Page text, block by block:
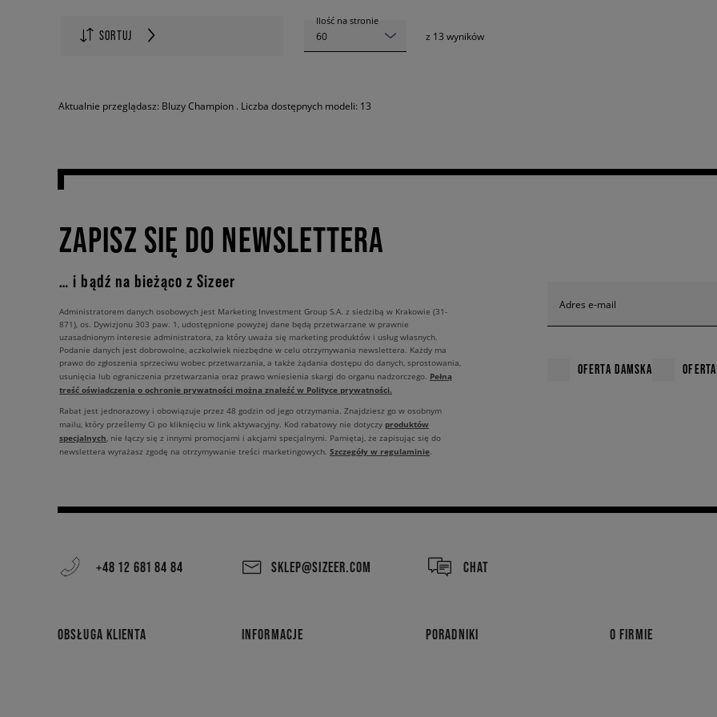
SORTUJ
Ilość na stronie
60 z 13 wyników
Aktualnie przeglądasz: Bluzy Champion . Liczba dostępnych modeli: 13
ZAPISZ SIĘ DO NEWSLETTERA
… i bądź na bieżąco z Sizeer
Adres e-mail
OFERTA DAMSKA
Administratorem danych osobowych jest Marketing Investment Group S.A. z siedzibą w Krakowie (31-
871), os. Dywizjonu 303 paw. 1, udostępnione powyżej dane będą przetwarzane w prawnie
uzasadnionym interesie administratora, za który uważa się marketing produktów i usług własnych.
Podanie danych jest dobrowolne, aczkolwiek niezbędne w celu otrzymywania newslettera. Każdy ma
prawo do zgłoszenia sprzeciwu wobec przetwarzania, a także żądania dostępu do danych, sprostowania,
usunięcia lub ograniczenia przetwarzania oraz prawo wniesienia skargi do organu nadzorczego. Pełną
treść oświadczenia o ochronie prywatności można znaleźć w Polityce prywatności.
Rabat jest jednorazowy i obowiązuje przez 48 godzin od jego otrzymania. Znajdziesz go w osobnym
mailu, który prześlemy Ci po kliknięciu w link aktywacyjny. Kod rabatowy nie dotyczy produktów
specjalnych, nie łączy się z innymi promocjami i akcjami specjalnymi. Pamiętaj, że zapisując się do
newslettera wyrażasz zgodę na otrzymywanie treści marketingowych. Szczegóły w regulaminie.
+48 12 681 84 84 SKLEP@SIZEER.COM CHAT
OBSŁUGA KLIENTA INFORMACJE PORADNIKI O FIRMIE